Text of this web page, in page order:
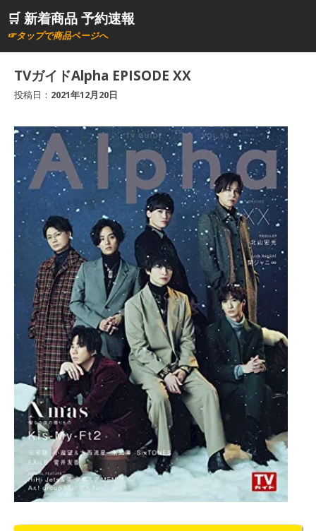
ン🛒 新着商品 予約速報
☞タップで商品ページへ
TVガイドAlpha EPISODE XX
投稿日： 2021年12月20日